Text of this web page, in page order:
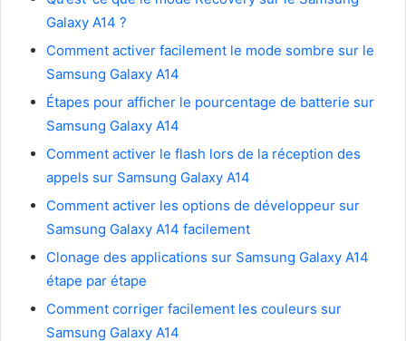
Galaxy A14 ?
Comment activer facilement le mode sombre sur le
Samsung Galaxy A14
Étapes pour afficher le pourcentage de batterie sur
Samsung Galaxy A14
Comment activer le flash lors de la réception des
appels sur Samsung Galaxy A14
Comment activer les options de développeur sur
Samsung Galaxy A14 facilement
Clonage des applications sur Samsung Galaxy A14
étape par étape
Comment corriger facilement les couleurs sur
Samsung Galaxy A14